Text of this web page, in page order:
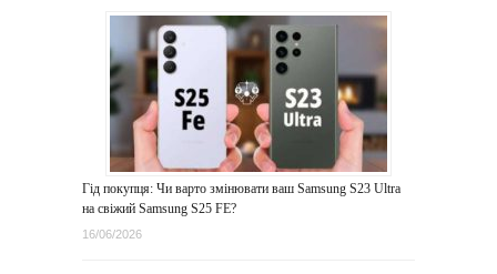
Гід покупця: Чи варто змінювати ваш Samsung S23 Ultra
на свіжий Samsung S25 FE?
16/06/2026